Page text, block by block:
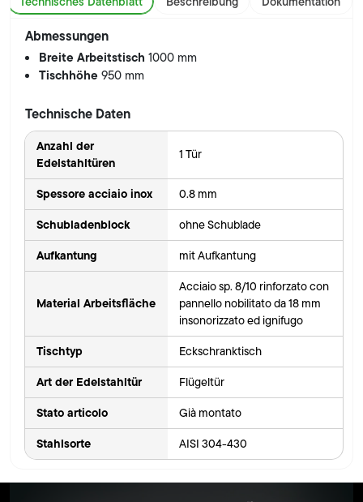
Abmessungen
Breite Arbeitstisch1000 mm
Tischhöhe950 mm
Technische Daten
Anzahl der
Edelstahltüren
1 Tür
Spessore acciaio inox 0.8 mm
Schubladenblock ohne Schublade
Aufkantung mit Aufkantung
Material Arbeitsfläche
Acciaio sp. 8/10 rinforzato con
pannello nobilitato da 18 mm
insonorizzato ed ignifugo
Tischtyp Eckschranktisch
Art der Edelstahltür Flügeltür
Stato articolo Già montato
Stahlsorte AISI 304-430